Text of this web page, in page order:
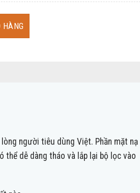
điều hòa nối ống gió 1 chiều Inverter số lượng
người tiêu dùng Việt. Phần mặt nạ
thể dễ dàng tháo và lắp lại bộ lọc vào